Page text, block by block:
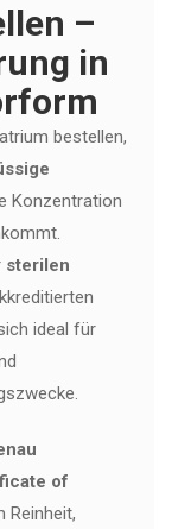
–
in
bestellen,
Konzentration
sterilen
ideal für
of
Reinheit,